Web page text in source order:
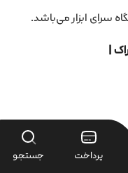
سرای ابزار می‌باشد.
|
پرداخت جستجو